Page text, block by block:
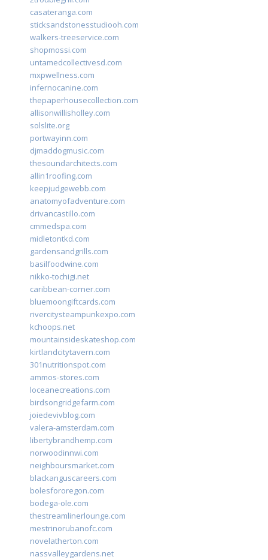
casateranga.com
sticksandstonesstudiooh.com
walkers-treeservice.com
shopmossi.com
untamedcollectivesd.com
mxpwellness.com
infernocanine.com
thepaperhousecollection.com
allisonwillisholley.com
solslite.org
portwayinn.com
djmaddogmusic.com
thesoundarchitects.com
allin1roofing.com
keepjudgewebb.com
anatomyofadventure.com
drivancastillo.com
cmmedspa.com
midletontkd.com
gardensandgrills.com
basilfoodwine.com
nikko-tochigi.net
caribbean-corner.com
bluemoongiftcards.com
rivercitysteampunkexpo.com
kchoops.net
mountainsideskateshop.com
kirtlandcitytavern.com
301nutritionspot.com
ammos-stores.com
loceanecreations.com
birdsongridgefarm.com
joiedevivblog.com
valera-amsterdam.com
libertybrandhemp.com
norwoodinnwi.com
neighboursmarket.com
blackanguscareers.com
bolesfororegon.com
bodega-ole.com
thestreamlinerlounge.com
mestrinorubanofc.com
novelatherton.com
nassvalleygardens.net